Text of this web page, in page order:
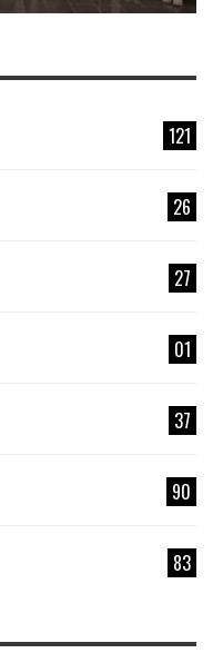
121
26
27
01
37
90
83